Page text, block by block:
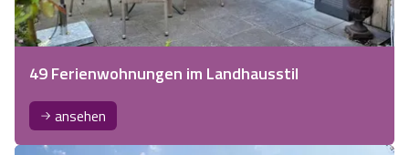
49 Ferienwohnungen im Landhausstil
ansehen